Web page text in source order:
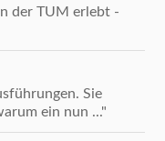
der TUM erlebt -
Sie
ein nun ..."